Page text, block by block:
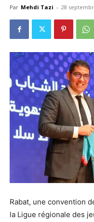
Par Mehdi Tazi - 28
Rabat, une convention
la Ligue régionale des